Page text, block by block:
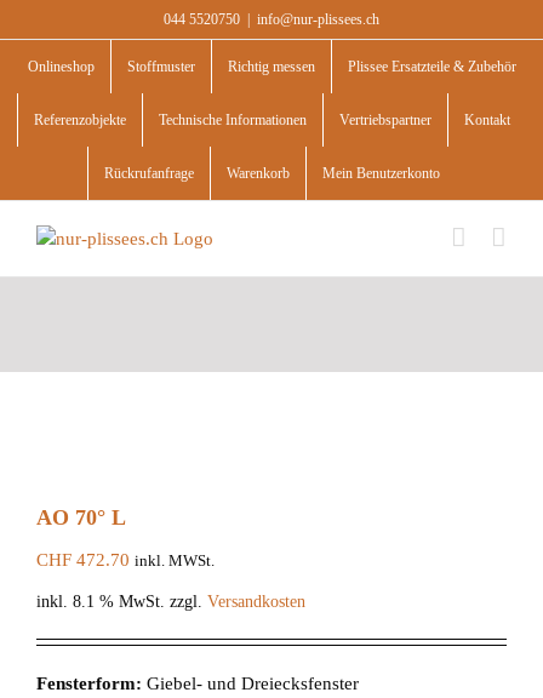
to
content
044 5520750 info@nur-plissees.ch
Onlineshop Stoffmuster Richtig messen Plissee Ersatzteile & Zubehör
Referenzobjekte Technische Informationen Vertriebspartner Kontakt
Rückrufanfrage Warenkorb Mein Benutzerkonto
AO 70° L
CHF 472.70 inkl. MWSt.
inkl. 8.1 % MwSt. zzgl. Versandkosten
Fensterform: Giebel- und Dreiecksfenster